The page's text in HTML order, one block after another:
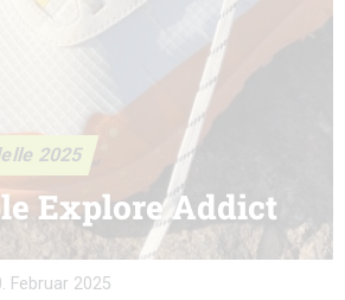
2025
Explore Addict
Februar 2025